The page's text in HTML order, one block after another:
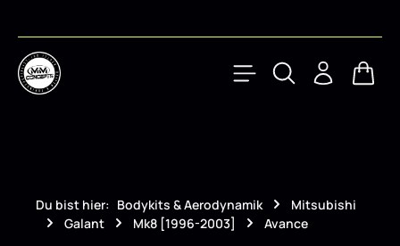
Du bist hier: Bodykits & Aerodynamik
Mitsubishi
Galant
Mk8 [1996-2003] Avance